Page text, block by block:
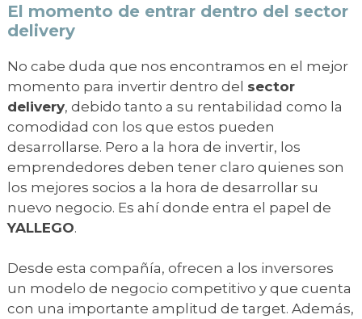
El momento de entrar dentro del sector
delivery
No cabe duda que nos encontramos en el mejor
momento para invertir dentro del sector
delivery, debido tanto a su rentabilidad como la
comodidad con los que estos pueden
desarrollarse. Pero a la hora de invertir, los
emprendedores deben tener claro quienes son
los mejores socios a la hora de desarrollar su
nuevo negocio. Es ahí donde entra el papel de
YALLEGO.
Desde esta compañía, ofrecen a los inversores
un modelo de negocio competitivo y que cuenta
con una importante amplitud de target. Además,